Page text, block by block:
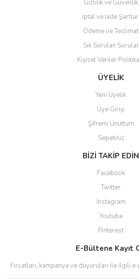
Ürünler kategorize, başlıklar
kolaylaşıyor. Yani site de
hazırlanmış çok düzenli bir site.
Gizlilik ve Güvenlik
İptal ve İade Şartları
Ödeme ve Teslimat
Sık Sorulan Sorular
Kişisel Veriler
ÜYELİK
Yeni Üyelik
Üye Girişi
Şifremi Unuttum
Sepetiniz
BİZİ TAKİP EDİN
Facebook
Twitter
Instagram
Youtube
Pinterest
E-Bültene Kayıt
Fırsatları, kampanya ve duyuruları ile ilgili